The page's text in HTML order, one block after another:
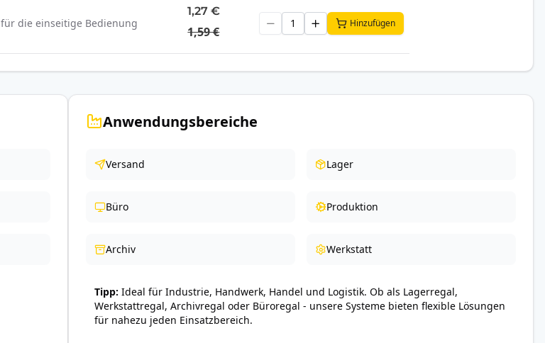
für die einseitige Bedienung
1,27 €
1,59 €
Hinzufügen
Anwendungsbereiche
Versand Lager
Büro Produktion
Archiv Werkstatt
Tipp Ideal für Industrie, Handwerk, Handel und Logistik. Ob als Lagerregal,
Werkstattregal, Archivregal oder Büroregal - unsere Systeme bieten flexible Lösungen
für nahezu jeden Einsatzbereich.